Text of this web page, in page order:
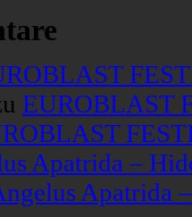
EUROBLAST
Apatrida –
Apatrida